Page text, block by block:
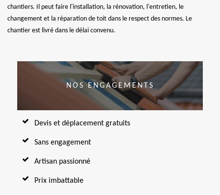
chantiers. Il peut faire l'installation, la rénovation, l'entretien, le
changement et la réparation de toit dans le respect des normes. Le
chantier est livré dans le délai convenu.
NOS ENGAGEMENTS
Devis et déplacement gratuits
Sans engagement
Artisan passionné
Prix imbattable